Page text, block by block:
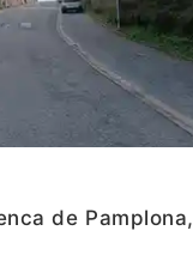
de Pamplona,